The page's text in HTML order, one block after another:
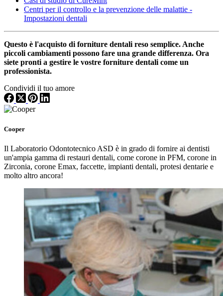
Centri per il controllo e la prevenzione delle malattie -
Impostazioni dentali
Questo è l'acquisto di forniture dentali reso semplice. Anche
piccoli cambiamenti possono fare una grande differenza. Ora
siete pronti a gestire le vostre forniture dentali come un
professionista.
Condividi il tuo amore
Cooper
Il Laboratorio Odontotecnico ASD è in grado di fornire ai dentisti
un'ampia gamma di restauri dentali, come corone in PFM, corone in
Zirconia, corone Emax, faccette, impianti dentali, protesi dentarie e
molto altro ancora!